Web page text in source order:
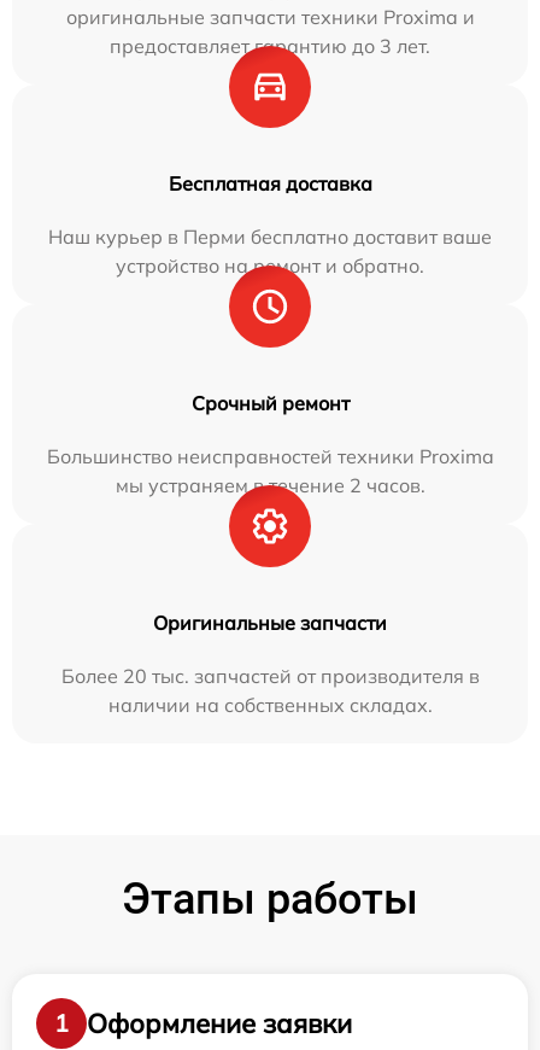
оригинальные запчасти техники Proxima и
предоставляет гарантию до 3 лет.
Бесплатная доставка
Наш курьер в Перми бесплатно доставит ваше
устройство на ремонт и обратно.
Срочный ремонт
Большинство неисправностей техники Proxima
мы устраняем в течение 2 часов.
Оригинальные запчасти
Более 20 тыс. запчастей от производителя в
наличии на собственных складах.
Этапы работы
1
Оформление заявки